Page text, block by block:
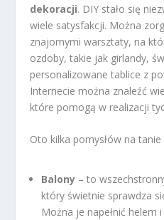
dekoracji. DIY stało się
wiele satysfakcji. Można
znajomymi warsztaty, na
ozdoby, takie jak girlandy,
personalizowane tablice z
Internecie można znaleźć
które pomogą w realizacji
Oto kilka pomysłów na
Balony – to
który świetnie sprawdza
Można je napełnić helem